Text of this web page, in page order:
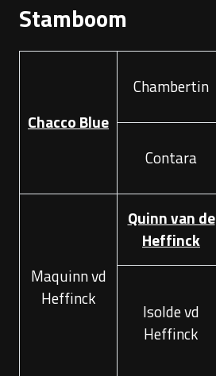
Stamboom
Chacco Blue
Chambertin
Contara
Maquinn vd
Heffinck
Quinn van de
Heffinck
Isolde vd
Heffinck
MVM Horses V.O.F
Havikerwaard 18
6994 JD De Steeg
Nederland
+31 6 17404941